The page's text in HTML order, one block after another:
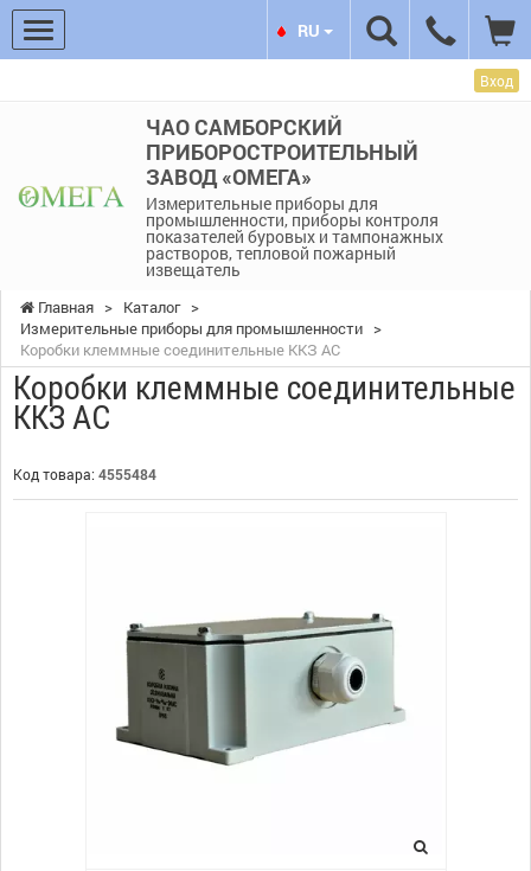
Вход
ЧАО САМБОРСКИЙ
ПРИБОРОСТРОИТЕЛЬНЫЙ
ЗАВОД «ОМЕГА»
Измерительные приборы для
промышленности, приборы контроля
показателей буровых и тампонажных
растворов, тепловой пожарный
извещатель
RU
Главная > Каталог >
Измерительные приборы для промышленности >
Коробки клеммные соединительные ККЗ АС
Коробки клеммные соединительные
ККЗ АС
Код товара: 4555484